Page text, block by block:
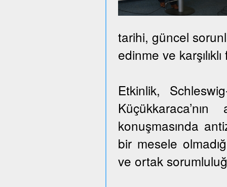
tarihi, güncel
edinme ve
Etkinlik,
konuşmasında
bir mesele
ve ortak